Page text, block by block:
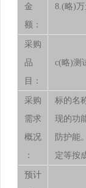
金
额：
8.(略)
采购
品
目：
c(略)测
采购
需求
概况
：
标的名
现的功
防护能
定等按
预计